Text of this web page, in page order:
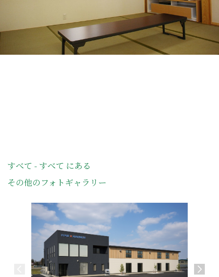
すべて - すべて にある
その他のフォトギャラリー